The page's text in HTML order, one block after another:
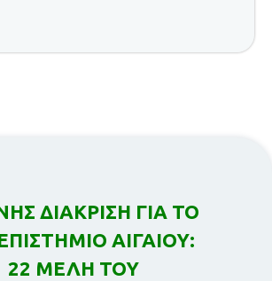
ΔΙΑΚΡΙΣΗ ΓΙΑ ΤΟ
ΑΙΓΑΙΟΥ:
22 ΜΕΛΗ ΤΟΥ